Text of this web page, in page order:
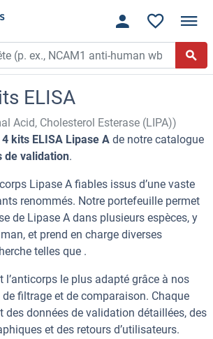
ELISA
Acid, Cholesterol Esterase (LIPA))
4 kits ELISA Lipase A de notre catalogue
de validation.
Lipase A fiables issus d’une vaste
renommés. Notre portefeuille permet
de Lipase A dans plusieurs espèces, y
et prend en charge diverses
telles que .
l’anticorps le plus adapté grâce à nos
filtrage et de comparaison. Chaque
des données de validation détaillées, des
et des retours d’utilisateurs.